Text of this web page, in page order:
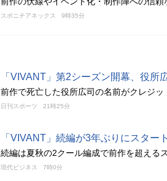
スポニチアネックス 9時35分
「VIVANT」第2シーズン開幕、役所
前作で死亡した役所広司の名前がクレジ
日刊スポーツ 21時25分
「VIVANT」続編が3年ぶりにスター
続編は夏秋の2クール編成で前作を超える
現代ビジネス 7時0分